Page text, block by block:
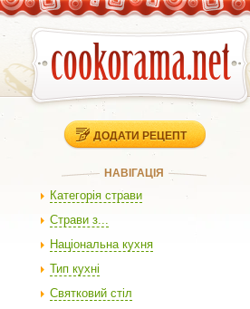
ДОДАТИ РЕЦЕПТ
НАВІГАЦІЯ
Категорія страви
Страви з...
Національна кухня
Тип кухні
Святковий стіл